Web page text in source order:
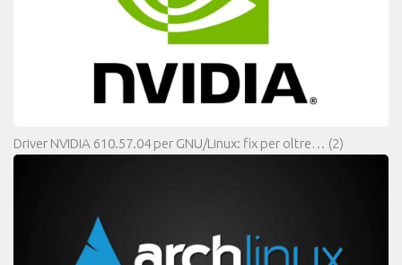
Driver NVIDIA 610.57.04 per GNU/Linux: fix per oltre… (2)